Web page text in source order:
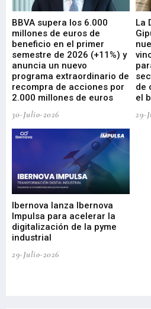
BBVA supera los 6.000
millones de euros de
beneficio en el primer
semestre de 2026 (+11%) y
anuncia un nuevo
programa extraordinario de
recompra de acciones por
2.000 millones de euros
30-Julio-2026
La
de
el
29-
Ibernova lanza Ibernova
Impulsa para acelerar la
digitalización de la pyme
industrial
29-Julio-2026